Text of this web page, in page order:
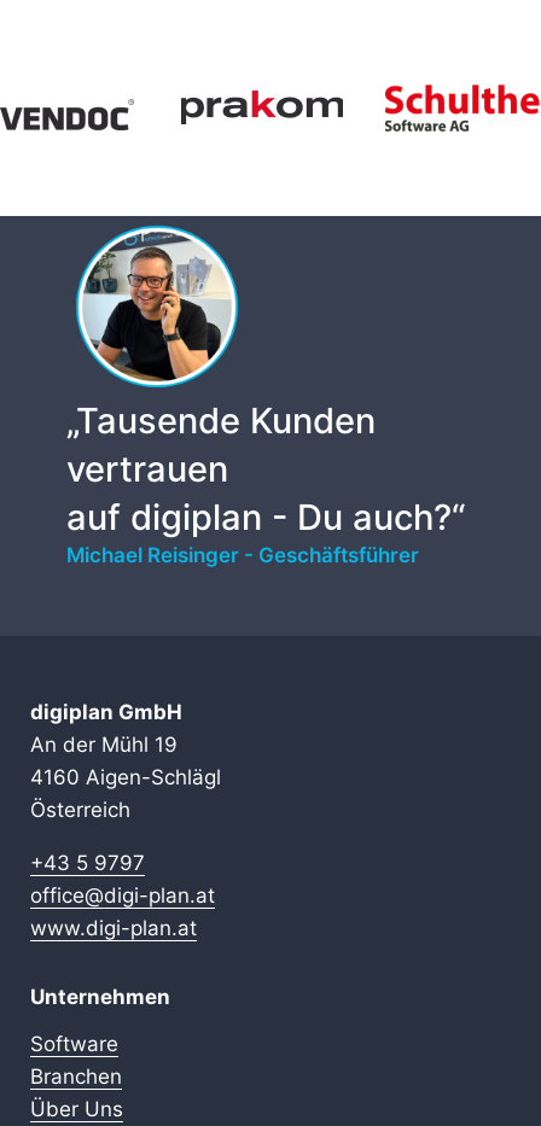
„Tausende Kunden
vertrauen
auf digiplan - Du auch?“
Michael Reisinger - Geschäftsführer
digiplan GmbH
An der Mühl 19
4160 Aigen-Schlägl
Österreich
+43 5 9797
office@digi-plan.at
www.digi-plan.at
Unternehmen
Software
Branchen
Über Uns